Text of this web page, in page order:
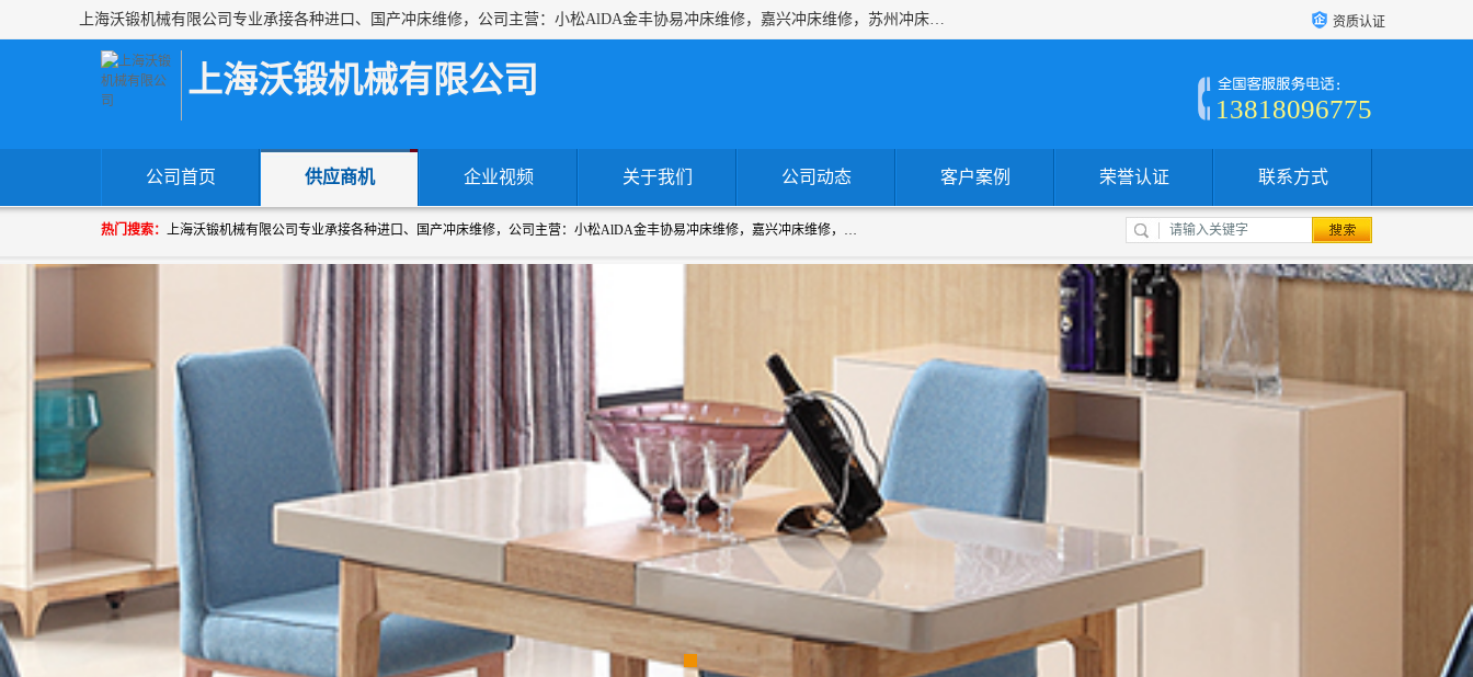
上海沃锻机械有限公司专业承接各种进口、国产冲床维修，公司主营：小松AlDA金丰协易冲床维修，嘉兴冲床维修，苏州冲床维修，冷镦机热模锻机床维修，提供各种冲床配件！！一站式服务为您解决一切冲床问题！ 资质认证
上海沃锻机械有限公司
13818096775
公司首页 供应商机 企业视频 关于我们 公司动态 客户案例 荣誉认证 联系方式
热门搜索： 上海沃锻机械有限公司专业承接各种进口、国产冲床维修，公司主营：小松AlDA金丰协易冲床维修，嘉兴冲床维修，苏州冲床维修，冷镦机热模锻机床维修，提供各种冲床配件！！一站式服务为您解决一切冲床问题！